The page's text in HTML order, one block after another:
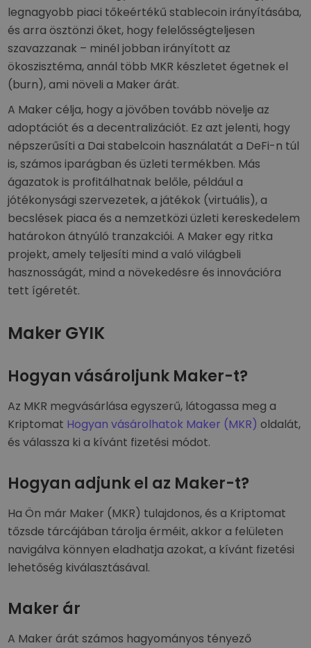
legnagyobb piaci tőkeértékű stablecoin irányításába,
és arra ösztönzi őket, hogy felelősségteljesen
szavazzanak – minél jobban irányított az
ökoszisztéma, annál több MKR készletet égetnek el
(burn), ami növeli a Maker árát.
A Maker célja, hogy a jövőben tovább növelje az
adoptációt és a decentralizációt. Ez azt jelenti, hogy
népszerűsíti a Dai stabelcoin használatát a DeFi-n túl
is, számos iparágban és üzleti termékben. Más
ágazatok is profitálhatnak belőle, például a
jótékonysági szervezetek, a játékok (virtuális), a
becslések piaca és a nemzetközi üzleti kereskedelem
határokon átnyúló tranzakciói. A Maker egy ritka
projekt, amely teljesíti mind a való világbeli
hasznosságát, mind a növekedésre és innovációra
tett ígéretét.
Maker GYIK
Hogyan vásároljunk Maker-t?
Az MKR megvásárlása egyszerű, látogassa meg a
Kriptomat Hogyan vásárolhatok Maker (MKR) oldalát,
és válassza ki a kívánt fizetési módot.
Hogyan adjunk el az Maker-t?
Ha Ön már Maker (MKR) tulajdonos, és a Kriptomat
tőzsde tárcájában tárolja érméit, akkor a felületen
navigálva könnyen eladhatja azokat, a kívánt fizetési
lehetőség kiválasztásával.
Maker ár
A Maker árát számos hagyományos tényező